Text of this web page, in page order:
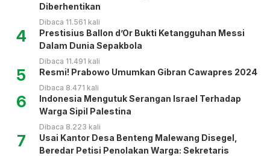
Diberhentikan
Dibaca 11.561 kali
4
Prestisius Ballon d’Or Bukti Ketangguhan Messi
Dalam Dunia Sepakbola
Dibaca 11.491 kali
5 Resmi! Prabowo Umumkan Gibran Cawapres 2024
Dibaca 8.471 kali
6
Indonesia Mengutuk Serangan Israel Terhadap
Warga Sipil Palestina
Dibaca 8.223 kali
7
Usai Kantor Desa Benteng Malewang Disegel,
Beredar Petisi Penolakan Warga: Sekretaris